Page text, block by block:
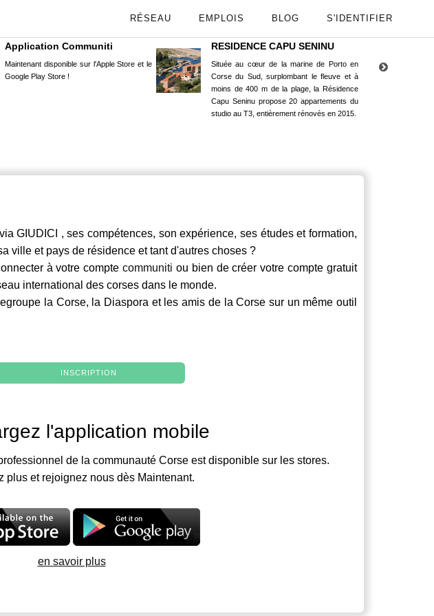
RÉSEAU EMPLOIS BLOG S'IDENTIFIER
Application Communiti
Maintenant disponible sur l'Apple Store et le
Google Play Store !
RESIDENCE CAPU SENINU
Située au cœur de la marine de Porto en
Corse du Sud, surplombant le fleuve et à
moins de 400 m de la plage, la Résidence
Capu Seninu propose 20 appartements du
studio au T3, entièrement rénovés en 2015.
GIUDICI , ses compétences, son expérience, ses études et formation,
ville et pays de résidence et tant d'autres choses ?
à votre comptecommuniti ou bien de créer votre compte gratuit
international des corses dans le monde.
la Corse, la Diaspora et les amis de la Corse sur un même outil
INSCRIPTION
l'application mobile
de la communauté Corse est disponible sur les stores.
plus et rejoignez nous dès Maintenant.
en savoir plus